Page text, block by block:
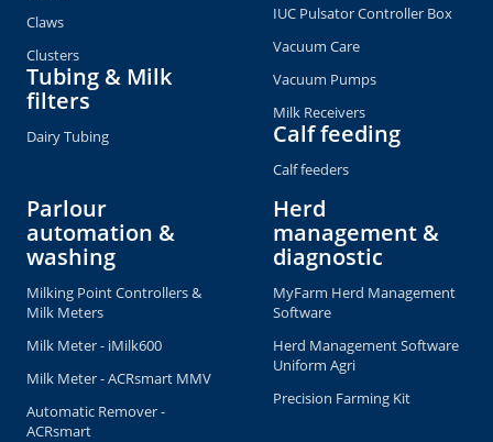
Claws
Clusters
Tubing & Milk
filters
Dairy Tubing
IUC Pulsator Controller Box
Vacuum Care
Vacuum Pumps
Milk Receivers
Calf feeding
Calf feeders
Parlour
automation &
washing
Milking Point Controllers &
Milk Meters
Milk Meter - iMilk600
Milk Meter - ACRsmart MMV
Automatic Remover -
ACRsmart
Herd
management &
diagnostic
MyFarm Herd Management
Software
Herd Management Software
Uniform Agri
Precision Farming Kit